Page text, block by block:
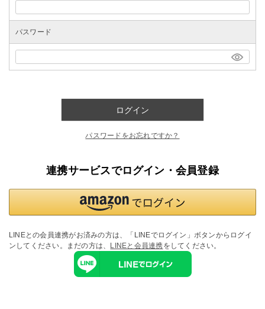
パスワード
ログイン
パスワードをお忘れですか？
連携サービスでログイン・会員登録
LINEとの会員連携がお済みの方は、「LINEでログイン」ボタンからログイ
ンしてください。まだの方は、 LINEと会員連携をしてください。